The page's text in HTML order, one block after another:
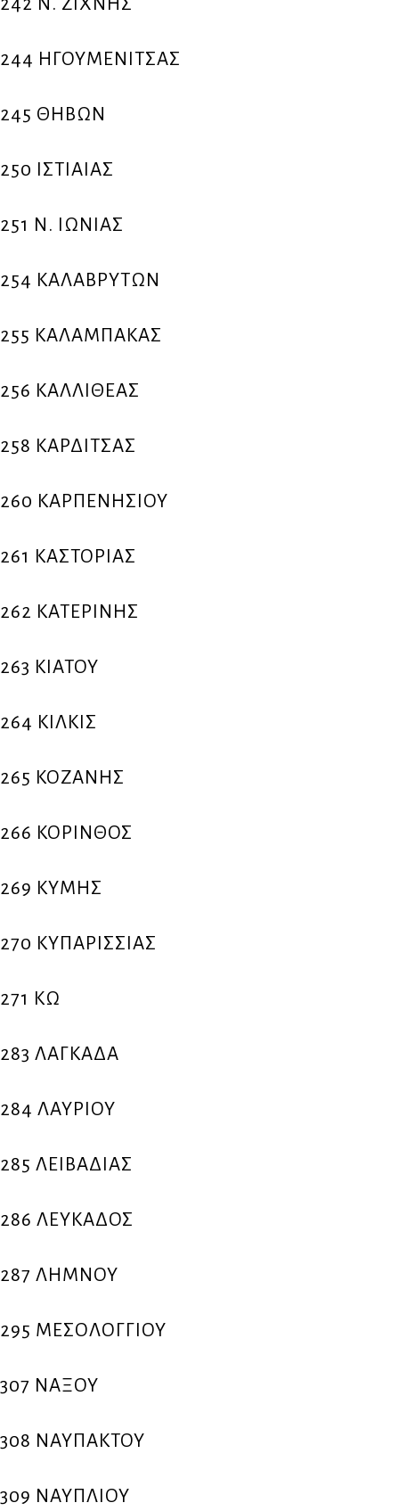
242 Ν. ΖΙΧΝΗΣ
244 ΗΓΟΥΜΕΝΙΤΣΑΣ
245 ΘΗΒΩΝ
250 ΙΣΤΙΑΙΑΣ
251 Ν. ΙΩΝΙΑΣ
254 ΚΑΛΑΒΡΥΤΩΝ
255 ΚΑΛΑΜΠΑΚΑΣ
256 ΚΑΛΛΙΘΕΑΣ
258 ΚΑΡΔΙΤΣΑΣ
260 ΚΑΡΠΕΝΗΣΙΟΥ
261 ΚΑΣΤΟΡΙΑΣ
262 ΚΑΤΕΡΙΝΗΣ
263 ΚΙΑΤΟΥ
264 ΚΙΛΚΙΣ
265 ΚΟΖΑΝΗΣ
266 ΚΟΡΙΝΘΟΣ
269 ΚΥΜΗΣ
270 ΚΥΠΑΡΙΣΣΙΑΣ
271 ΚΩ
283 ΛΑΓΚΑΔΑ
284 ΛΑΥΡΙΟΥ
285 ΛΕΙΒΑΔΙΑΣ
286 ΛΕΥΚΑΔΟΣ
287 ΛΗΜΝΟΥ
295 ΜΕΣΟΛΟΓΓΙΟΥ
307 ΝΑΞΟΥ
308 ΝΑΥΠΑΚΤΟΥ
309 ΝΑΥΠΛΙΟΥ